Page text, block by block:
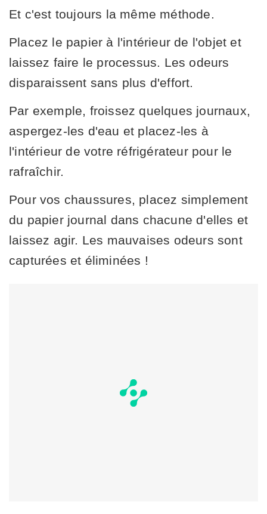
Et c'est toujours la même méthode.
Placez le papier à l'intérieur de l'objet et
laissez faire le processus. Les odeurs
disparaissent sans plus d'effort.
Par exemple, froissez quelques journaux,
aspergez-les d'eau et placez-les à
l'intérieur de votre réfrigérateur pour le
rafraîchir.
Pour vos chaussures, placez simplement
du papier journal dans chacune d'elles et
laissez agir. Les mauvaises odeurs sont
capturées et éliminées !